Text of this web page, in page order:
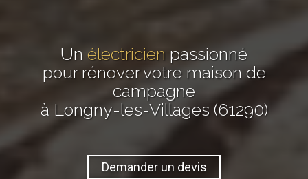
Un électricien passionné
pour rénover votre maison de
campagne
à Longny-les-Villages (61290)
Demander un devis